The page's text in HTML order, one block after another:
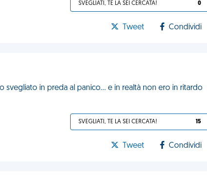
SVEGLIATI, TE LA SEI CERCATA! 0
Tweet Condividi
in preda al panico... e in realtà non ero in ritardo
SVEGLIATI, TE LA SEI CERCATA! 15
Tweet Condividi